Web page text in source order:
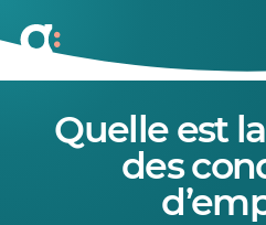
Quelle est
des